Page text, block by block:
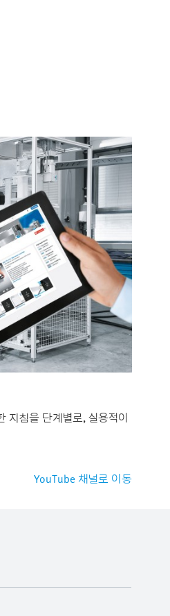
지침을 단계별로, 실용적이
YouTube 채널로 이동